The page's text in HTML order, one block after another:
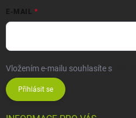
E-MAIL
Vložením e-mailu souhlasíte s
Přihlásit se